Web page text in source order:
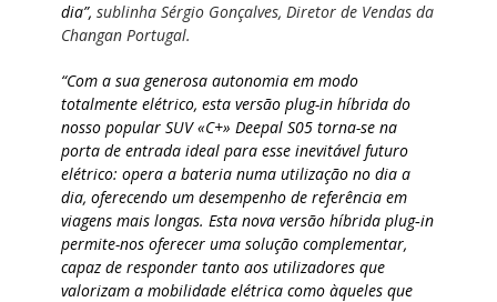
dia”, sublinha Sérgio Gonçalves, Diretor de Vendas da
Changan Portugal.
“Com a sua generosa autonomia em modo
totalmente elétrico, esta versão plug-in híbrida do
nosso popular SUV «C+» Deepal S05 torna-se na
porta de entrada ideal para esse inevitável futuro
elétrico: opera a bateria numa utilização no dia a
dia, oferecendo um desempenho de referência em
viagens mais longas. Esta nova versão híbrida plug‑in
permite-nos oferecer uma solução complementar,
capaz de responder tanto aos utilizadores que
valorizam a mobilidade elétrica como àqueles que